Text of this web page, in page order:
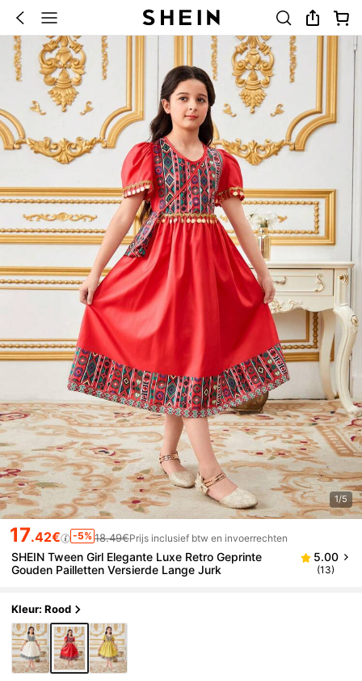
1/5
17.42€ -5% 18.49€Prijs inclusief btw en invoerrechten
SHEIN Tween Girl Elegante Luxe Retro Geprinte
Gouden Pailletten Versierde Lange Jurk
5.00
(13)
Kleur: Rood